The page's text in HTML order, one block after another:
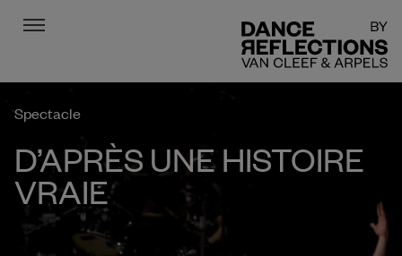
Menu
Spectacle
D’APRÈS UNE HISTOIRE
VRAIE